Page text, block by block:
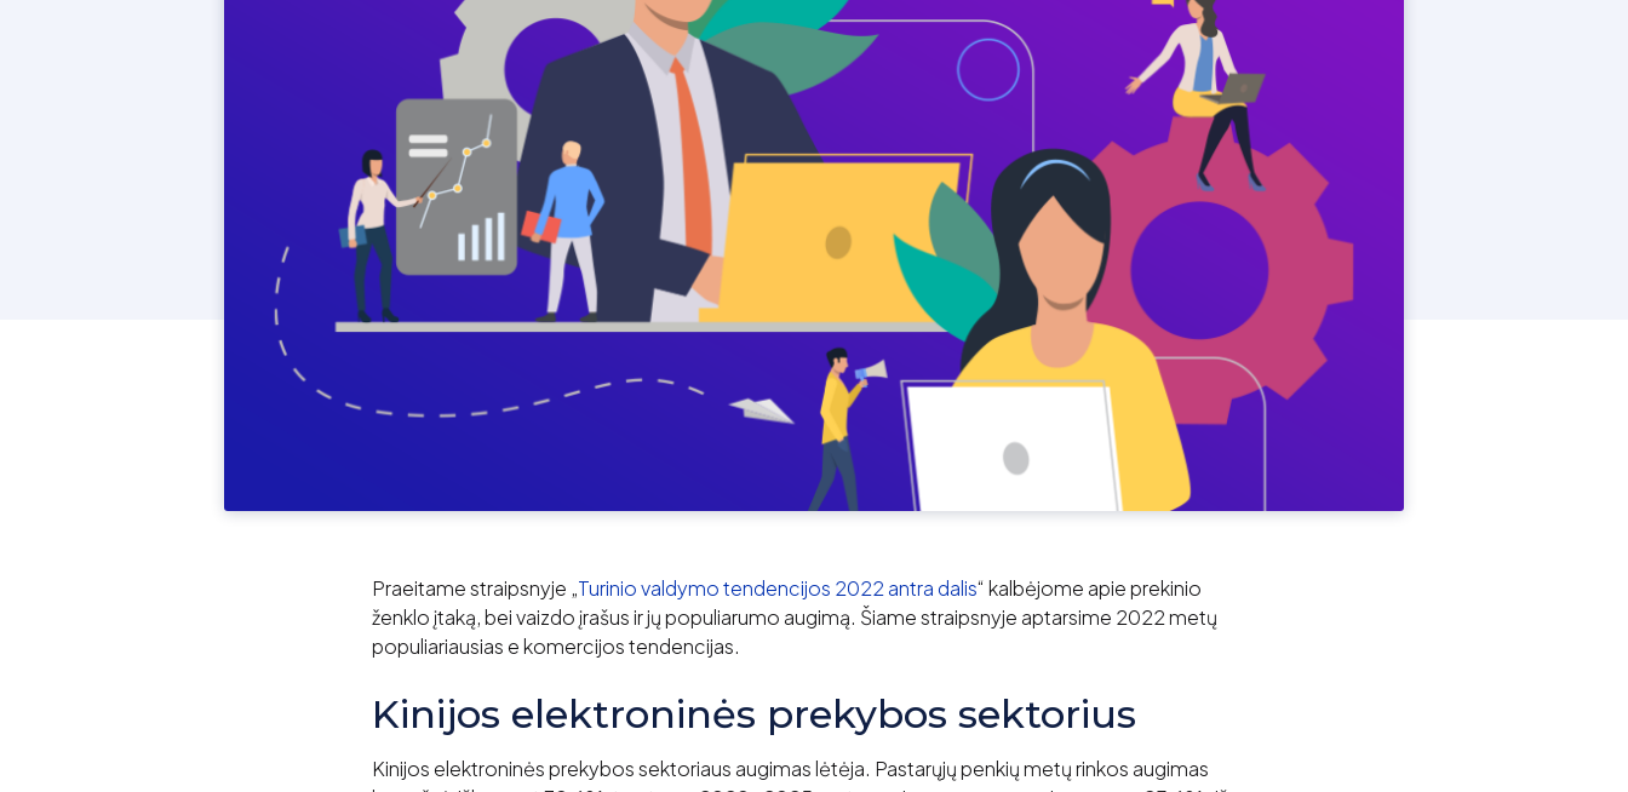
Praeitame straipsnyje „Turinio valdymo tendencijos 2022 antra dalis“ kalbėjome apie prekinio
ženklo įtaką, bei vaizdo įrašus ir jų populiarumo augimą. Šiame straipsnyje aptarsime 2022 metų
populiariausias e komercijos tendencijas.
Kinijos elektroninės prekybos sektorius
Kinijos elektroninės prekybos sektoriaus augimas lėtėja. Pastarųjų penkių metų rinkos augimas